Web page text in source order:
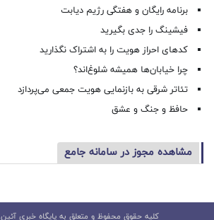
برنامه رایگان و هفتگی رژیم دیابت
فیشینگ را جدی بگیرید
کدهای احراز هویت را به اشتراک نگذارید
چرا خیابان‌ها همیشه شلوغ‌اند؟
تئاتر شرقی به بازنمایی هویت جمعی می‌پردازد
حافظ و جنگ و عشق
مشاهده مجوز در سامانه جامع
کلیه حقوق محفوظ و متعلق به پایگاه خبری